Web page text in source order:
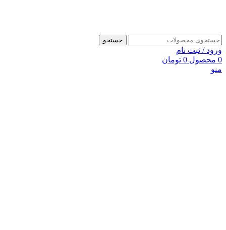
جستجو
ورود / ثبت نام
0 محصول 0 تومان
منو